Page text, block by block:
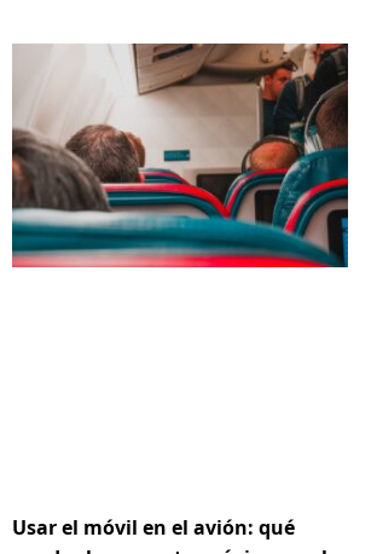
Usar el móvil en el avión: qué